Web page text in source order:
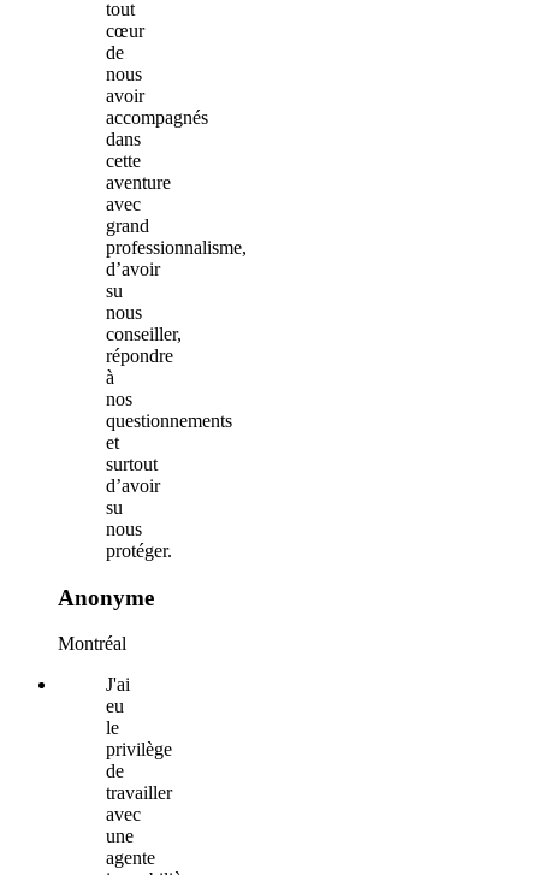
tout
cœur
de
nous
avoir
accompagnés
dans
cette
aventure
avec
grand
professionnalisme,
d’avoir
su
nous
conseiller,
répondre
à
nos
questionnements
et
surtout
d’avoir
su
nous
protéger.
Anonyme
Montréal
J'ai
eu
le
privilège
de
travailler
avec
une
agente